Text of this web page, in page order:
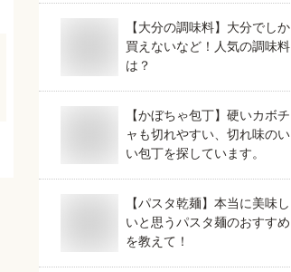
【大分の調味料】大分でしか
買えないなど！人気の調味料
は？
【かぼちゃ包丁】硬いカボチ
ャも切れやすい、切れ味のい
い包丁を探しています。
【パスタ乾麺】本当に美味し
いと思うパスタ麺のおすすめ
を教えて！